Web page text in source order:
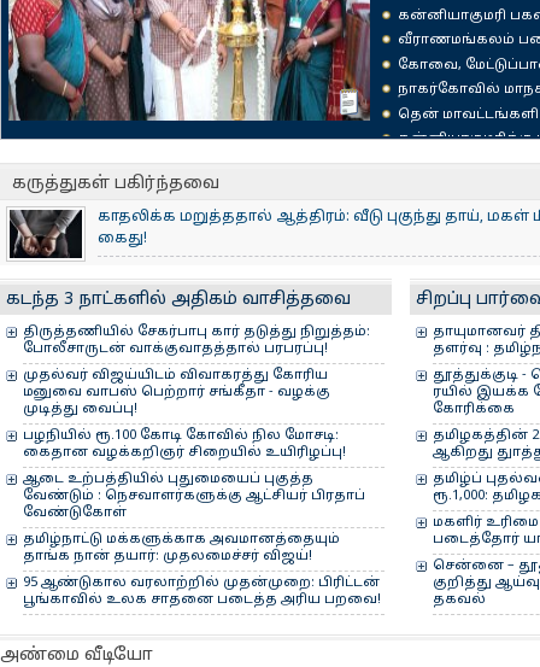
NewsIcon
நியமிக்க
கன்னியாகுமரி
பூஜை
வீராணமங்கலம்
கோலாகலம்:
கோவை,
தேவை: பயணிகள்
நாகர்கோவில்
அழகுபடுத்த
தென்
நடவடிக்கை:
கருத்துகள் பகிர்ந்தவை
காதலிக்க மறுத்ததால் ஆத்திரம்: வீடு புகுந்து தாய், மகள்
கைது!
மது குடிக்க மனைவி பணம் தராததால் வாலிபர்
சோகம்!
Aug 8, 2026 - 11:33:57 AM
மேகதாது அணைக்கு எதிராக டெல்லி செல்லத் தயாரா?:
எம்.பி. சவால்!
Aug 8, 2026 - 10:47:42 AM
வேன் மீது கார் மோதி விபத்து: வாலிபர் பலி, 3 பேர்
Aug 6, 2026 - 11:57:42 AM
ஆன்லைன் முதலீட்டு மோசடி: ரூ.75 லட்சம் சுருட்டிய
போலீஸ் வலை!
Aug 8, 2026 - 09:09:29 AM
கருங்குளம் அருகே வாழைத் தோட்டத்தில் தீ விபத்து
Aug 5, 2026 - 09:43:20 AM
நெசவாளர்களை ஆதரிக்கக் கைத்தறிப் பொருட்களை
மோடி வேண்டுகோள்!
Aug 7, 2026 - 04:44:44 PM
லாட்டரி நிறுவனத்திடம் ரூ.900 கோடி வாங்கியது ஏன்?:
விவாதம்!
Aug 7, 2026 - 08:40:48 PM
மதுரை - தூத்துக்குடி புதிய அகல ரயில் பாதை திட்டம் :
டெண்டர் வெளியீடு!
Aug 6, 2026 - 09:23:56 PM
தூத்துக்குடி பிரபல ஸ்வீட் ஸ்டாலில் ஆடித் தள்ளுபடியில்
Aug 7, 2026 - 11:12:09 AM
கடந்த 3 நாட்களில் அதிகம் வாசித்தவை
திருத்தணியில் சேகர்பாபு கார் தடுத்து நிறுத்தம்:
போலீசாருடன் வாக்குவாதத்தால் பரபரப்பு!
முதல்வர் விஜய்யிடம் விவாகரத்து கோரிய
மனுவை வாபஸ் பெற்றார் சங்கீதா - வழக்கு
முடித்து வைப்பு!
பழநியில் ரூ.100 கோடி கோவில் நில மோசடி:
கைதான வழக்கறிஞர் சிறையில் உயிரிழப்பு!
ஆடை உற்பத்தியில் புதுமையைப் புகுத்த
வேண்டும் : நெசவாளர்களுக்கு ஆட்சியர் பிரதாப்
வேண்டுகோள்
தமிழ்நாட்டு மக்களுக்காக அவமானத்தையும்
தாங்க நான் தயார்: முதலமைச்சர் விஜய்!
95 ஆண்டுகால வரலாற்றில் முதன்முறை: பிரிட்டன்
பூங்காவில் உலக சாதனை படைத்த அரிய பறவை!
சிறப்பு
தாயுமானவர்
தளர்வு :
ரயில் இயக்க
கோரிக்கை
தமிழகத்தின்
ஆகிறது
தமிழ்ப்
ரூ.1,000:
மகளிர்
படைத்தோர்
சென்னை –
குறித்து
தகவல்
அண்மை வீடியோ